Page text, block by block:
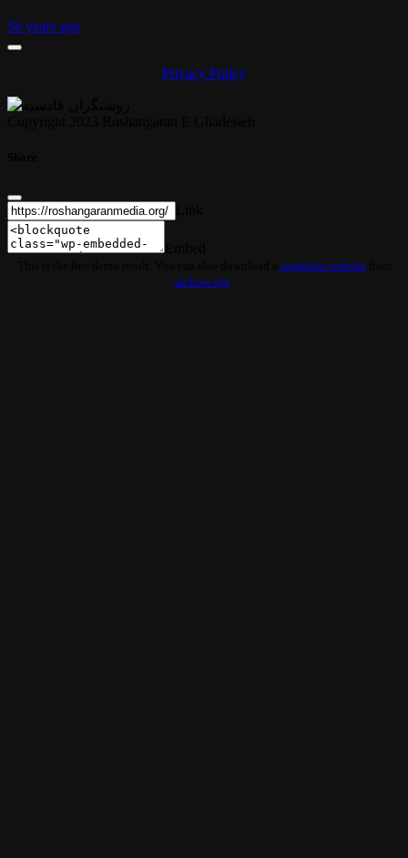
56 years ago
Privacy Policy
complete websitefrom
archive.org